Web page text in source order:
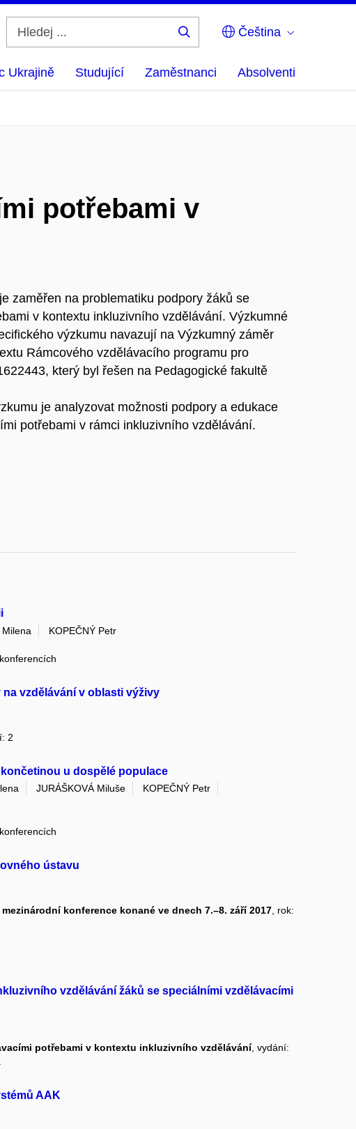
Čeština
Ukrajině Studující Zaměstnanci Absolventi
potřebami v
zaměřen na problematiku podpory žáků se
v kontextu inkluzivního vzdělávání. Výzkumné
výzkumu navazují na Výzkumný záměr
Rámcového vzdělávacího programu pro
který byl řešen na Pedagogické fakultě
je analyzovat možnosti podpory a edukace
potřebami v rámci inkluzivního vzdělávání.
Milena
KOPEČNÝ Petr
vzdělávání v oblasti výživy
2
u dospělé populace
JURÁŠKOVÁ Miluše
KOPEČNÝ Petr
ústavu
konference konané ve dnech 7.–8. září 2017 , rok:
vzdělávání žáků se speciálními vzdělávacími
potřebami v kontextu inkluzivního vzdělávání, vydání:
AAK